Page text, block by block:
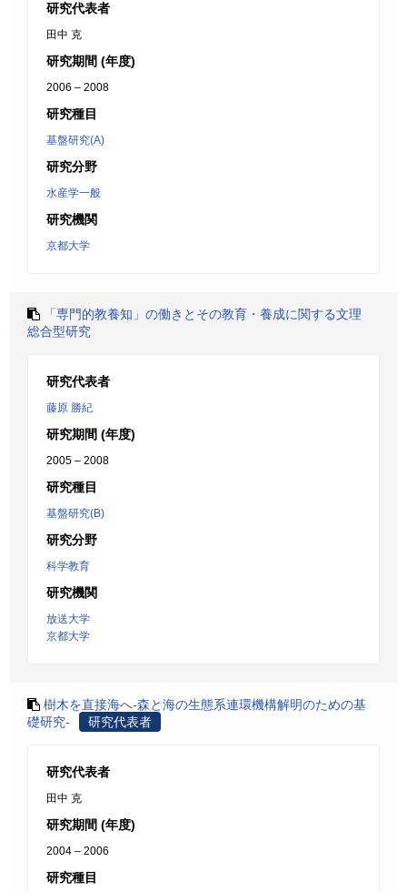
研究代表者
田中 克
研究期間 (年度)
2006 – 2008
研究種目
基盤研究(A)
研究分野
水産学一般
研究機関
京都大学
「専門的教養知」の働きとその教育・養成に関する文理
総合型研究
研究代表者
藤原 勝紀
研究期間 (年度)
2005 – 2008
研究種目
基盤研究(B)
研究分野
科学教育
研究機関
放送大学
京都大学
樹木を直接海へ-森と海の生態系連環機構解明のための基
礎研究-
研究代表者
研究代表者
田中 克
研究期間 (年度)
2004 – 2006
研究種目